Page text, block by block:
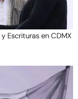
Escrituras en CDMX